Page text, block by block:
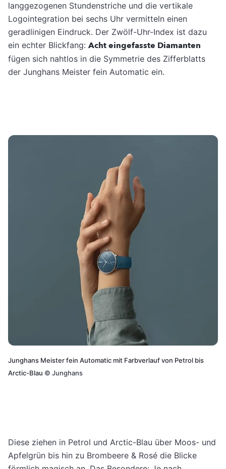
langgezogenen Stundenstriche und die vertikale
Logointegration bei sechs Uhr vermitteln einen
geradlinigen Eindruck. Der Zwölf-Uhr-Index ist dazu
ein echter Blickfang: Acht eingefasste Diamanten
fügen sich nahtlos in die Symmetrie des Zifferblatts
der Junghans Meister fein Automatic ein.
Junghans Meister fein Automatic mit Farbverlauf von Petrol bis
Arctic-Blau © Junghans
Diese ziehen in Petrol und Arctic-Blau über Moos- und
Apfelgrün bis hin zu Brombeere & Rosé die Blicke